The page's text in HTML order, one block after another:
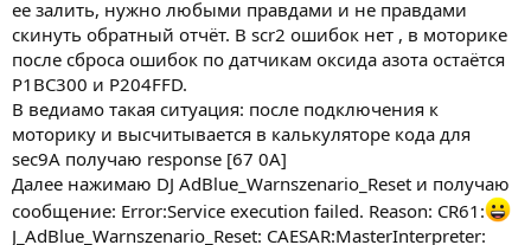
ее залить, нужно любыми правдами и не правдами
скинуть обратный отчёт. В scr2 ошибок нет , в моторике
после сброса ошибок по датчикам оксида азота остаётся
P1BC300 и P204FFD.
В ведиамо такая ситуация: после подключения к
моторику и высчитывается в калькуляторе кода для
sec9A получаю response [67 0A]
Далее нажимаю DJ AdBlue_Warnszenario_Reset и получаю
сообщение: Error:Service execution failed. Reason: CR61:
J_AdBlue_Warnszenario_Reset: CAESAR:MasterInterpreter: